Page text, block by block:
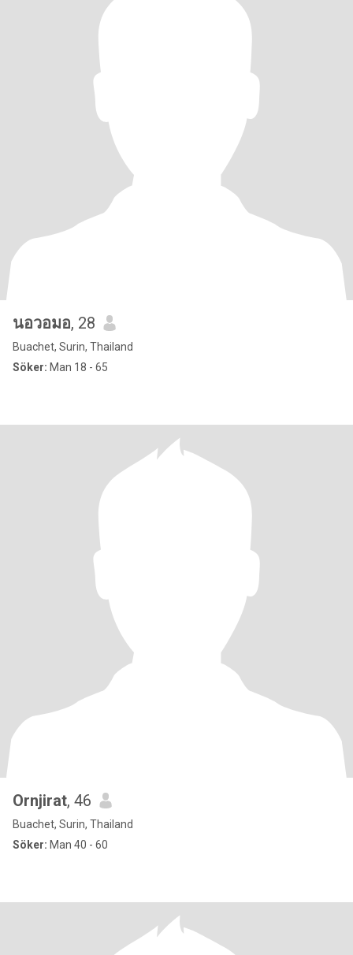
นอวอมอ, 28
Buachet, Surin, Thailand
Söker: Man 18 - 65
Ornjirat, 46
Buachet, Surin, Thailand
Söker: Man 40 - 60